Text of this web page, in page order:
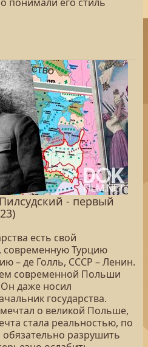
- первый
есть свой
современную Турцию
– де Голль, СССР – Ленин.
современной Польши
даже носил
государства.
о великой Польше,
стала реальностью, по
разрушить